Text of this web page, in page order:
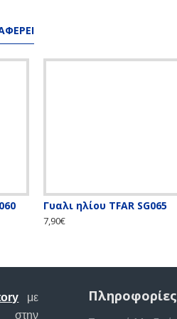
Γυαλι ηλίου TFAR SG065
7,90€
με
στην
Πληροφορίες